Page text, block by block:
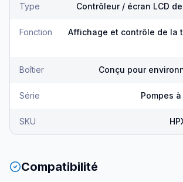
Type Contrôleur / écran LCD
Fonction
Affichage et contrôle de la
Boîtier Conçu pour
Série Pompes
SKU
Compatibilité